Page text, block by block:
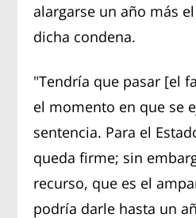
alargarse un año más
dicha condena.
"Tendría que pasar [el
el momento en que se
sentencia. Para el
queda firme; sin
recurso, que es el
podría darle hasta un